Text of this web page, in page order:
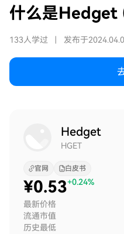
什么是Hedget
133人学过 发布于
Hedget
HGET
官网 白皮书
¥0.53+0.24%
最新价格
流通市值
历史最低